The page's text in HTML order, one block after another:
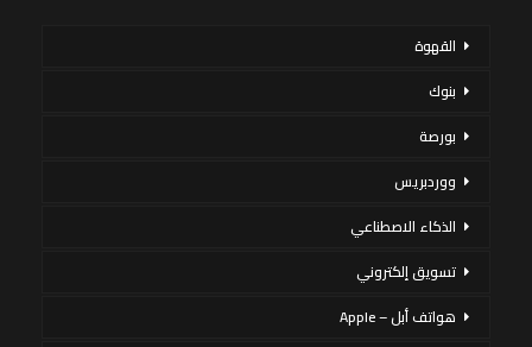
القهوة
بنوك
بورصة
ووردبريس
الذكاء الاصطناعي
تسويق إلكتروني
هواتف أبل – Apple